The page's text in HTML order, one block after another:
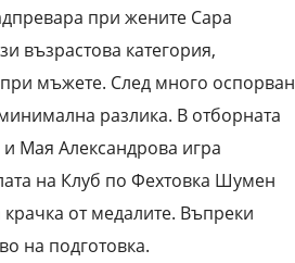
при жените Сара
възрастова категория,
мъжете. След много оспорван
разлика. В отборната
Мая Александрова игра
на Клуб по Фехтовка Шумен
от медалите. Въпреки
на подготовка.